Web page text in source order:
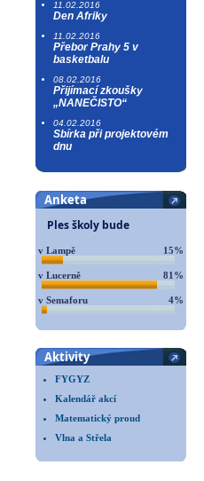
11.02.2016
Den Afriky
11.02.2016
Přebor Prahy 5 v
basketbalu
08.02.2016
Přijímací zkoušky
„NANEČISTO“
04.02.2016
Sbírka při projektovém
dnu
Anketa
Ples školy bude
v Lampě 15%
v Lucerně 81%
v Semaforu 4%
Aktivity
FYGYZ
Kalendář akcí
Matematický proud
Vlna a Střela